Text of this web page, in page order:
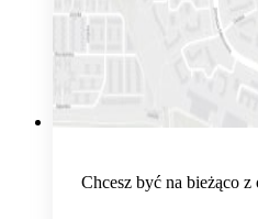
Chcesz być na bieżąco